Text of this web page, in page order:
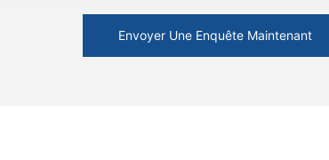
Envoyer Une Enquête Maintenant